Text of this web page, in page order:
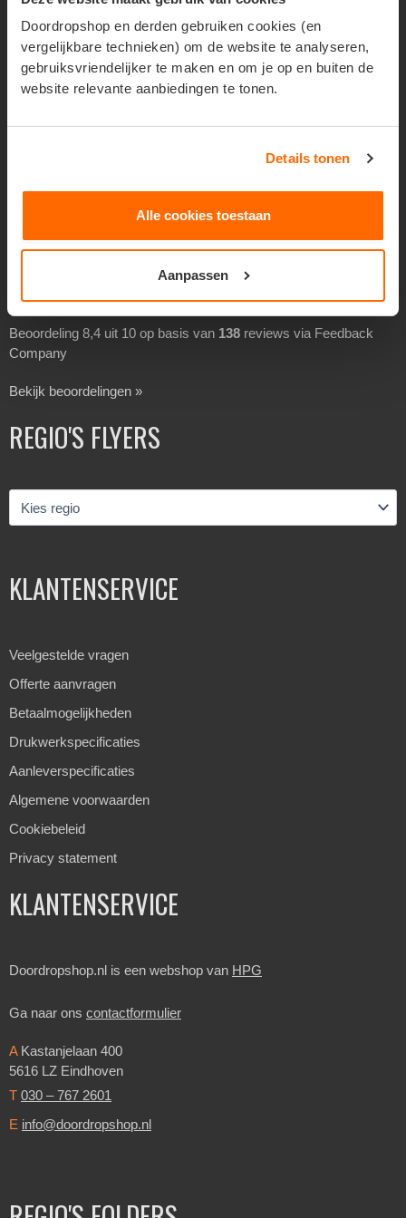
Doordropshop en derden gebruiken cookies (en
vergelijkbare technieken) om de website te analyseren,
gebruiksvriendelijker te maken en om je op en buiten de
website relevante aanbiedingen te tonen.
Details tonen
Alle cookies toestaan
Aanpassen
Geadresseerd verspreiden
Drukwerk verspreiden
Goedkoop folders verspreiden
Separaat verspreiden
Overheidsverspreiding
BEOORDELINGEN
Beoordeling 8,4 uit 10 op basis van 138 reviews via Feedback
Company
Bekijk beoordelingen »
REGIO'S FLYERS
KLANTENSERVICE
Veelgestelde vragen
Offerte aanvragen
Betaalmogelijkheden
Drukwerkspecificaties
Aanleverspecificaties
Algemene voorwaarden
Cookiebeleid
Privacy statement
KLANTENSERVICE
Doordropshop.nl is een webshop van HPG
Ga naar ons contactformulier
AKastanjelaan 400
5616 LZ Eindhoven
T 030 – 767 2601
E info@doordropshop.nl